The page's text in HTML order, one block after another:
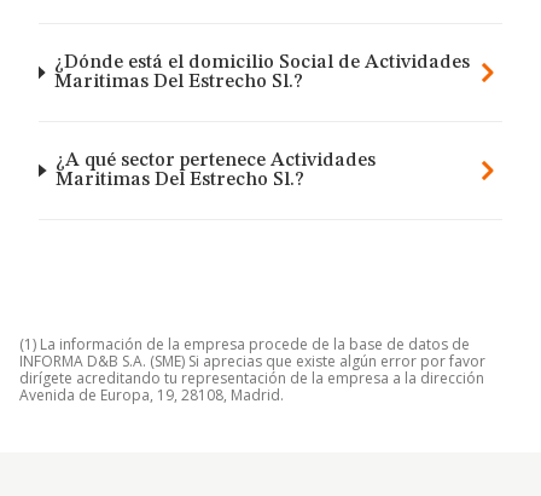
¿Dónde está el domicilio Social de Actividades
Maritimas Del Estrecho Sl.?
¿A qué sector pertenece Actividades
Maritimas Del Estrecho Sl.?
(1) La información de la empresa procede de la base de datos de
INFORMA D&B S.A. (SME) Si aprecias que existe algún error por favor
dirígete acreditando tu representación de la empresa a la dirección
Avenida de Europa, 19, 28108, Madrid.